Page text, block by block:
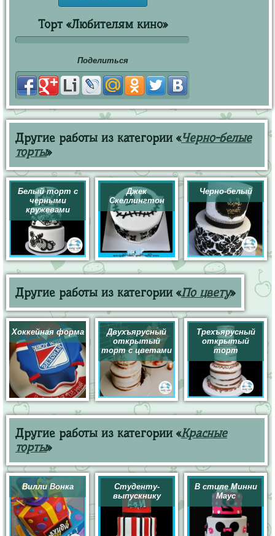
Торт «Любителям кино»
Поделиться
Другие работы из категории «Черно-белые
торты»
Белый торт с
черными
кружевами
Джек
Скеллингтон
Черно-белый
Другие работы из категории «По цвету»
Хоккейная форма
Двухъярусный
открытый
торт с цветами
Трехъярусный
открытый
торт
Другие работы из категории «Красные
торты»
Вилли Вонка
Студенту-
выпускнику
В стиле Минни
Маус